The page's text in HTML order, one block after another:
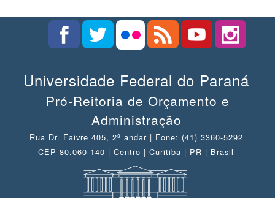
Universidade Federal do Paraná
Pró-Reitoria de Orçamento e
Administração
Rua Dr. Faivre 405, 2º andar | Fone: (41) 3360-5292
CEP 80.060-140 | Centro | Curitiba | PR | Brasil